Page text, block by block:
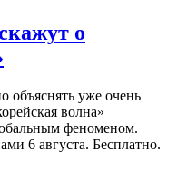
о
объяснять уже очень
волна»
феноменом.
6 августа. Бесплатно.